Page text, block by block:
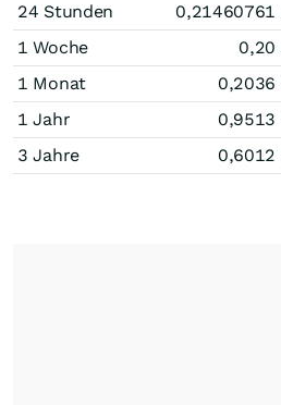
24 Stunden
0,21460761
1 Woche
0,20
1 Monat
0,2036
1 Jahr
0,9513
3 Jahre
0,6012